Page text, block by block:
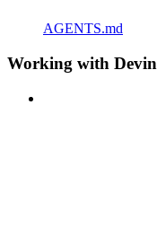
AGENTS.md
Working with Devin